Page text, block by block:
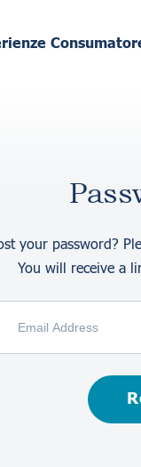
your password?
You will receive a